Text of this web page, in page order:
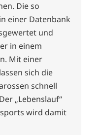
Die so
einer Datenbank
und
in einem
Mit einer
sich die
schnell
„Lebenslauf“
wird damit